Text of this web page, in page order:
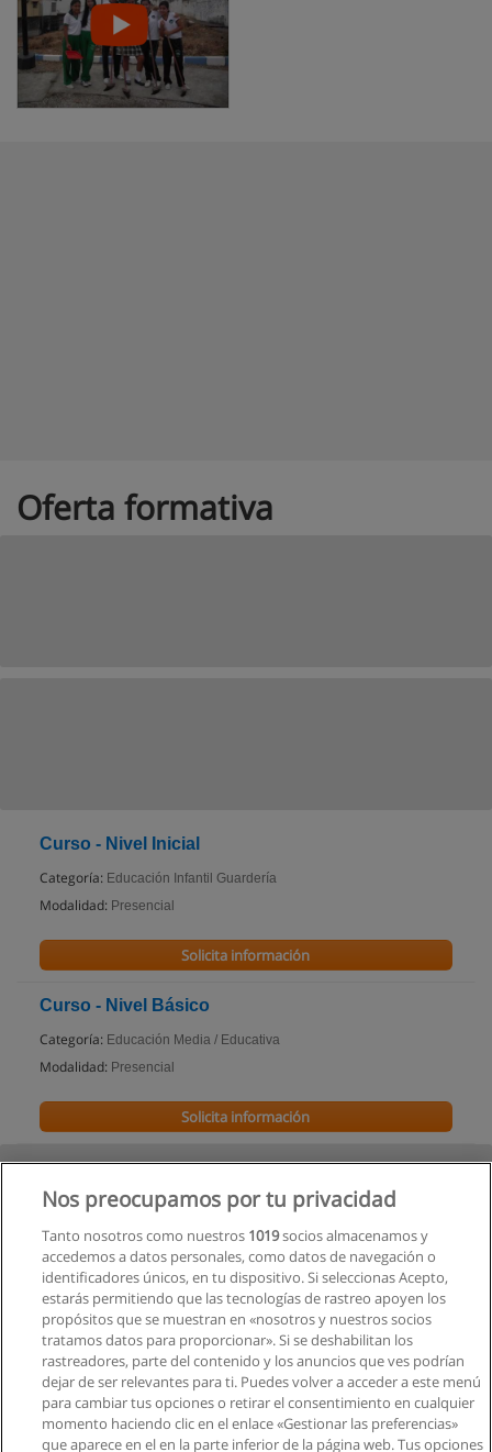
Oferta formativa
Curso - Nivel Inicial
Categoría: Educación Infantil Guardería
Modalidad: Presencial
Solicita información
Curso - Nivel Básico
Categoría: Educación Media / Educativa
Modalidad: Presencial
Solicita información
Nos preocupamos por tu privacidad
Tanto nosotros como nuestros 1019socios almacenamos y
accedemos a datos personales, como datos de navegación o
identificadores únicos, en tu dispositivo. Si seleccionas Acepto,
estarás permitiendo que las tecnologías de rastreo apoyen los
propósitos que se muestran en «nosotros y nuestros socios
tratamos datos para proporcionar». Si se deshabilitan los
rastreadores, parte del contenido y los anuncios que ves podrían
dejar de ser relevantes para ti. Puedes volver a acceder a este menú
para cambiar tus opciones o retirar el consentimiento en cualquier
momento haciendo clic en el enlace «Gestionar las preferencias»
que aparece en el en la parte inferior de la página web. Tus opciones